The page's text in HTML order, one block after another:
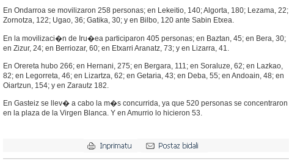
En Ondarroa se movilizaron 258 personas; en Lekeitio, 140; Algorta, 180; Lezama, 22;
Zornotza, 122; Ugao, 36; Gatika, 30; y en Bilbo, 120 ante Sabin Etxea.
En la movilizaci�n de Iru�ea participaron 405 personas; en Baztan, 45; en Bera, 30;
en Zizur, 24; en Berriozar, 60; en Etxarri Aranatz, 73; y en Lizarra, 41.
En Orereta hubo 266; en Hernani, 275; en Bergara, 111; en Soraluze, 62; en Lazkao,
82; en Legorreta, 46; en Lizartza, 62; en Getaria, 43; en Deba, 55; en Andoain, 48; en
Oiartzun, 154; y en Zarautz 182.
En Gasteiz se llev� a cabo la m�s concurrida, ya que 520 personas se concentraron
en la plaza de la Virgen Blanca. Y en Amurrio lo hicieron 53.